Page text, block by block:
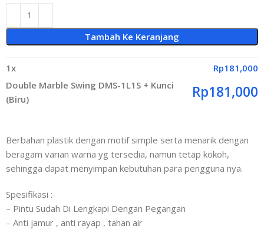
Tambah Ke Keranjang
1x Rp181,000
Double Marble Swing DMS-1L1S + Kunci
(Biru)
Rp181,000
Berbahan plastik dengan motif simple serta menarik dengan
beragam varian warna yg tersedia, namun tetap kokoh,
sehingga dapat menyimpan kebutuhan para pengguna nya.
Spesifikasi :
– Pintu Sudah Di Lengkapi Dengan Pegangan
– Anti jamur , anti rayap , tahan air